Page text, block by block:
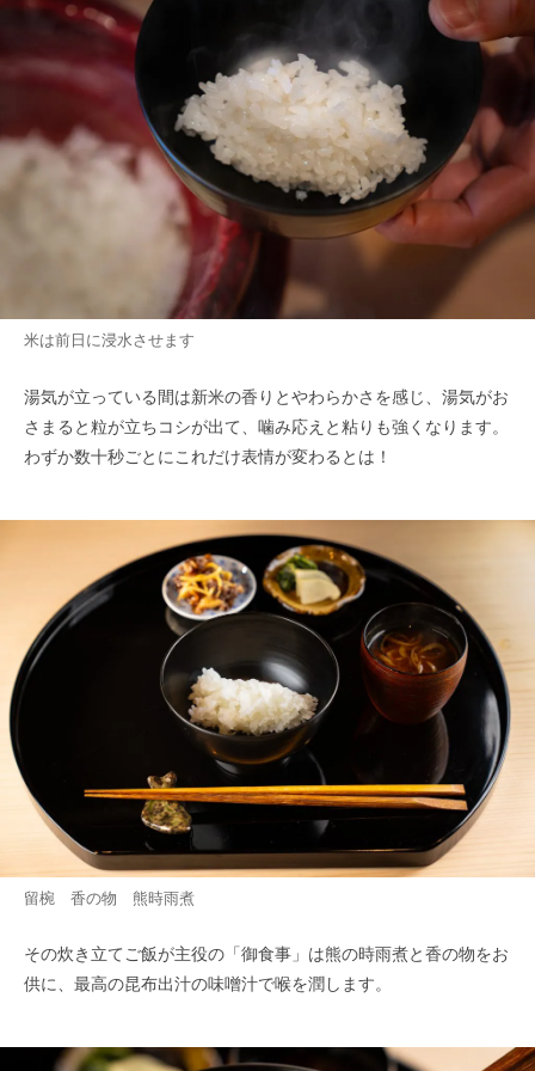
米は前日に浸水させます
湯気が立っている間は新米の香りとやわらかさを感じ、湯気がお
さまると粒が立ちコシが出て、噛み応えと粘りも強くなります。
わずか数十秒ごとにこれだけ表情が変わるとは！
留椀 香の物 熊時雨煮
その炊き立てご飯が主役の「御食事」は熊の時雨煮と香の物をお
供に、最高の昆布出汁の味噌汁で喉を潤します。